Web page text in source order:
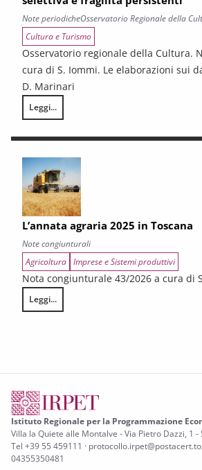
Note periodicheOsservatorio Regionale della
Cultura e Turismo
Osservatorio regionale della Cultura.
cura di S. Iommi. Le elaborazioni sui
D. Marinari
Leggi...
LA CONGIUNTURA DEI SETTORI
L’annata agraria 2025 in Toscana
Note congiunturali
Agricoltura Imprese e Sistemi produttivi
Nota congiunturale 43/2026 a cura di
Leggi...
L’annata agraria 2025 in Toscana
Istituto Regionale per la Programmazione
Villa la Quiete alle Montalve - Via Pietro Dazzi, 1 -
Tel +39 55 459111 ·
04355350481